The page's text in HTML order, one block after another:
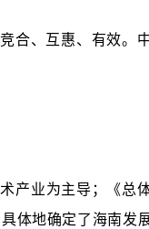
合、互惠、有效。
产业为主导；《总
体地确定了海南发